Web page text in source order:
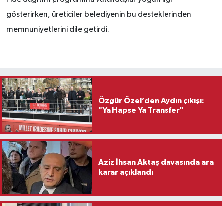
gösterirken, üreticiler belediyenin bu desteklerinden
memnuniyetlerini dile getirdi.
Özgür Özel’den Aydın çıkışı:
"Ya Hapse Ya Transfer"
Aziz İhsan Aktaş davasında ara
karar açıklandı